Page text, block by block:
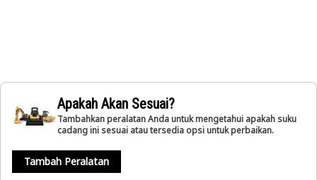
Apakah Akan Sesuai?
Tambahkan peralatan Anda untuk mengetahui apakah suku
cadang ini sesuai atau tersedia opsi untuk perbaikan.
Tambah Peralatan